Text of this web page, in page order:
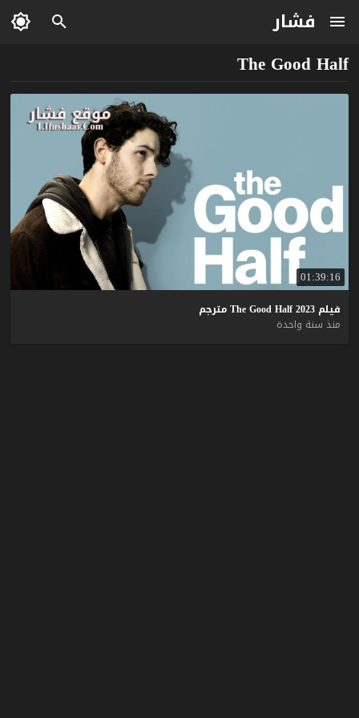
فشار
The Good Half
01:39:16
فيلم The Good Half 2023
مترجم
منذ سنة واحدة